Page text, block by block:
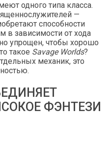
одного типа класса.
—
способности
в зависимости от хода
упрощен, чтобы хорошо
такое Savage Worlds?
механик, это
ФЭНТЕЗИ